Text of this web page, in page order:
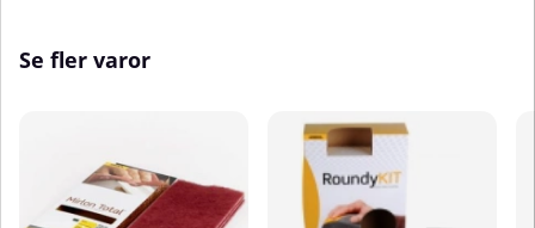
Se fler varor